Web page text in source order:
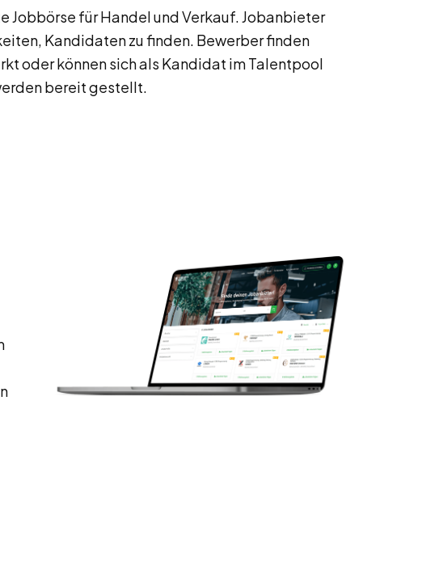
Jobbörse für Handel und Verkauf. Jobanbieter
Kandidaten zu finden. Bewerber finden
oder können sich als Kandidat im Talentpool
bereit gestellt.